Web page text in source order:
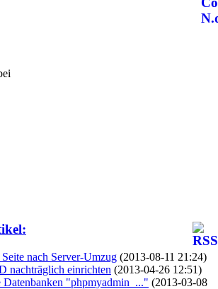
nach Server-Umzug (2013-08-11 21:24)
nachträglich einrichten (2013-04-26 12:51)
Datenbanken "phpmyadmin_..." (2013-03-08